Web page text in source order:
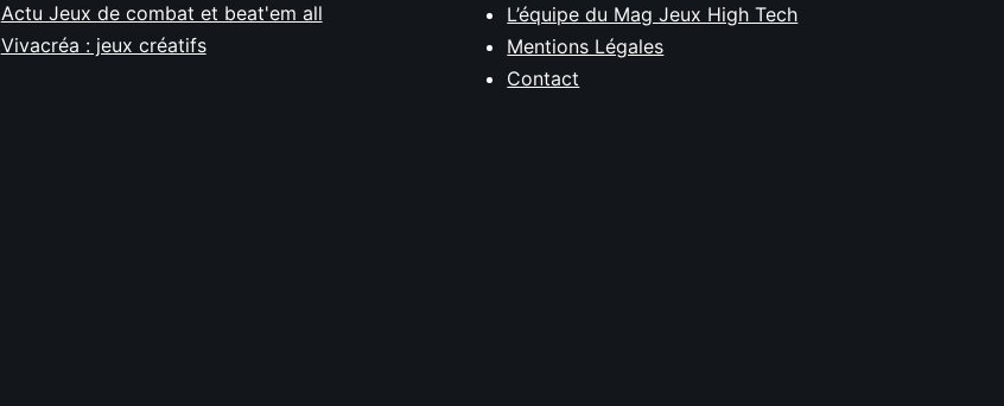
Actu Jeux de combat et beat'em all
Vivacréa : jeux créatifs
L’équipe du Mag Jeux High Tech
Mentions Légales
Contact